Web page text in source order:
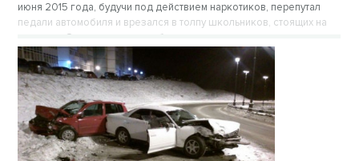
июня 2015 года, будучи под действием наркотиков, перепутал
педали автомобиля и врезался в толпу школьников, стоящих на
тротуаре. Один мальчик погиб, еще трое получили тяжелые
увечья. Сам виновник ДТП сбежал к маме.